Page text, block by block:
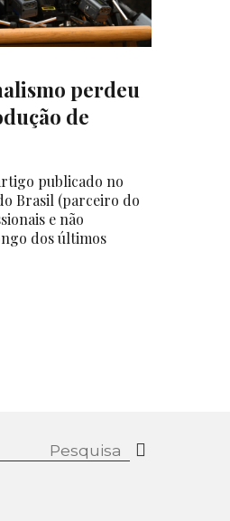
perdeu
de
publicado no
Brasil (parceiro do
e não
dos últimos